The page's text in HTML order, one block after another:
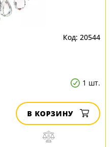
20544
1 шт.
В КОРЗИНУ